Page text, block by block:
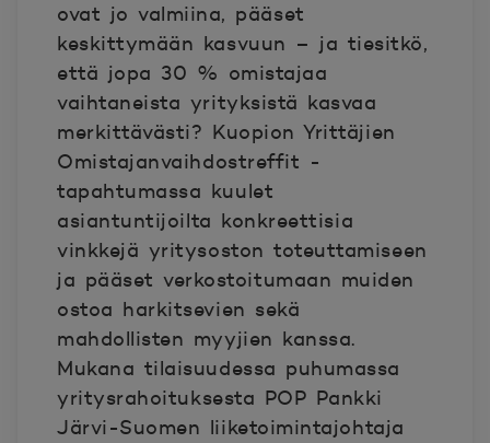
ovat jo valmiina, pääset
keskittymään kasvuun – ja tiesitkö,
että jopa 30 % omistajaa
vaihtaneista yrityksistä kasvaa
merkittävästi? Kuopion Yrittäjien
Omistajanvaihdostreffit -
tapahtumassa kuulet
asiantuntijoilta konkreettisia
vinkkejä yritysoston toteuttamiseen
ja pääset verkostoitumaan muiden
ostoa harkitsevien sekä
mahdollisten myyjien kanssa.
Mukana tilaisuudessa puhumassa
yritysrahoituksesta POP Pankki
Järvi-Suomen liiketoimintajohtaja